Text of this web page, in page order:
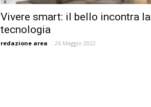
Vivere smart: il bello incontra la
tecnologia
redazione area - 26 Maggio 2022